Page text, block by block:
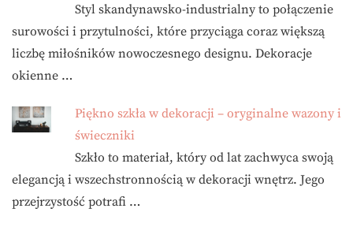
Styl skandynawsko-industrialny to połączenie
surowości i przytulności, które przyciąga coraz większą
liczbę miłośników nowoczesnego designu. Dekoracje
okienne …
Piękno szkła w dekoracji – oryginalne wazony i
świeczniki
Szkło to materiał, który od lat zachwyca swoją
elegancją i wszechstronnością w dekoracji wnętrz. Jego
przejrzystość potrafi …